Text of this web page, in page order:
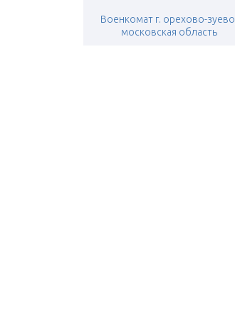
Военкомат г. орехово-зуево,
московская область